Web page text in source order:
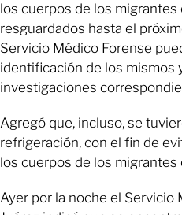
los cuerpos de los
resguardados hasta el
Servicio Médico Forense
identificación de los mismos
investigaciones
Agregó que, incluso, se
refrigeración, con el fin de
los cuerpos de los migrantes
Ayer por la noche el Servicio